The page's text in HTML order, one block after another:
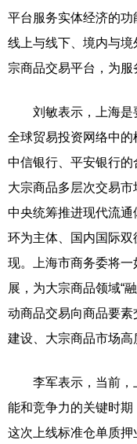
平台服务实体经济的功
线上与线下、境内与
宗商品交易平台，为服
刘敏表示，上海是
全球贸易投资网络中的
中信银行、平安银行
大宗商品多层次交易市
中央统筹推进现代流
环为主体、国内国际
现。上海市商务委将
展，为大宗商品领域“
动商品交易向商品要
建设、大宗商品市场高
李军表示，当前，
能和竞争力的关键时期
这次上线标准仓单质